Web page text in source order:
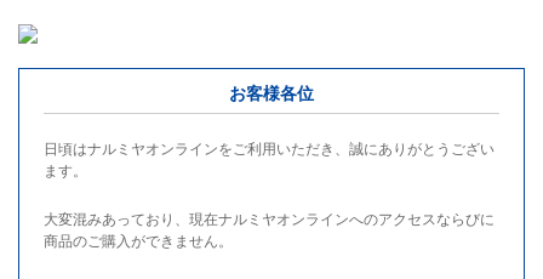
お客様各位
日頃はナルミヤオンラインをご利用いただき、誠にありがとうござい
ます。
大変混みあっており、現在ナルミヤオンラインへのアクセスならびに
商品のご購入ができません。